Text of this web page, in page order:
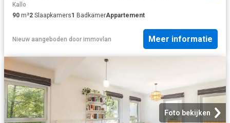
Kallo
90 m²2 Slaapkamers1 BadkamerAppartement
Nieuw aangeboden door immovlan Meer informatie
Foto bekijken